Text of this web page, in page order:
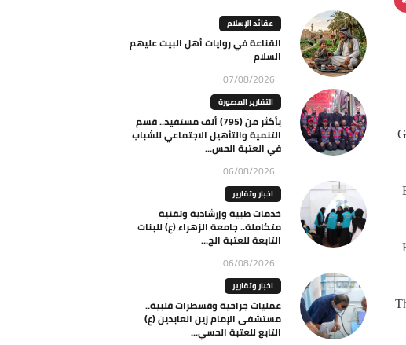
عقائد الإسلام
القناعة في روايات أهل البيت عليهم
السلام
07/08/2026
التقارير المصورة
بأكثر من (795) ألف مستفيد.. قسم
التنمية والتأهيل الاجتماعي للشباب
في العتبة الحس...
06/08/2026
اخبار وتقارير
خدمات طبية وإرشادية وتقنية
متكاملة.. جامعة الزهراء (ع) للبنات
التابعة للعتبة الح...
06/08/2026
اخبار وتقارير
عمليات جراحية وقسطرات قلبية..
مستشفى الإمام زين العابدين (ع)
التابع للعتبة الحسي...